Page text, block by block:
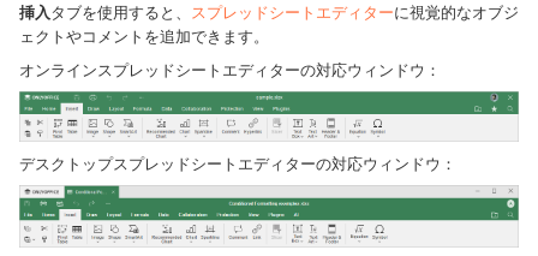
挿入タブを使用すると、 スプレッドシートエディターに視覚的なオブジ
ェクトやコメントを追加できます。
オンラインスプレッドシートエディターの対応ウィンドウ：
デスクトップスプレッドシートエディターの対応ウィンドウ：